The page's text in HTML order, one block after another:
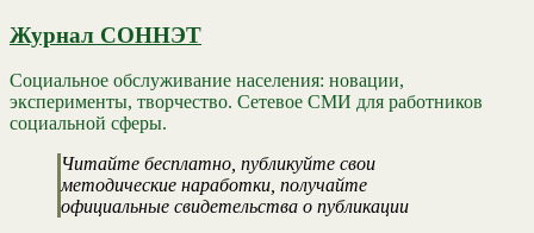
Журнал СОННЭТ
Социальное обслуживание населения: новации,
эксперименты, творчество. Сетевое СМИ для работников
социальной сферы.
Читайте бесплатно, публикуйте свои
методические наработки, получайте
официальные свидетельства о публикации